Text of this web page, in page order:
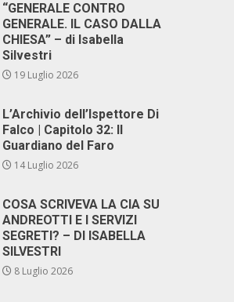
“GENERALE CONTRO
GENERALE. IL CASO DALLA
CHIESA” – di Isabella
Silvestri
19 Luglio 2026
L’Archivio dell’Ispettore Di
Falco | Capitolo 32: Il
Guardiano del Faro
14 Luglio 2026
COSA SCRIVEVA LA CIA SU
ANDREOTTI E I SERVIZI
SEGRETI? – DI ISABELLA
SILVESTRI
8 Luglio 2026